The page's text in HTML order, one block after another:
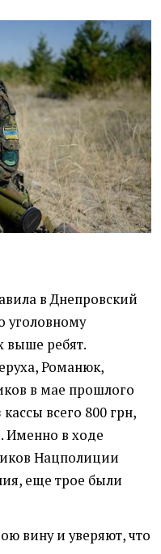
в Днепровский
уголовному
выше ребят.
Романюк,
в мае прошлого
всего 800 грн,
Именно в ходе
Нацполиции
еще трое были
вину и уверяют, что